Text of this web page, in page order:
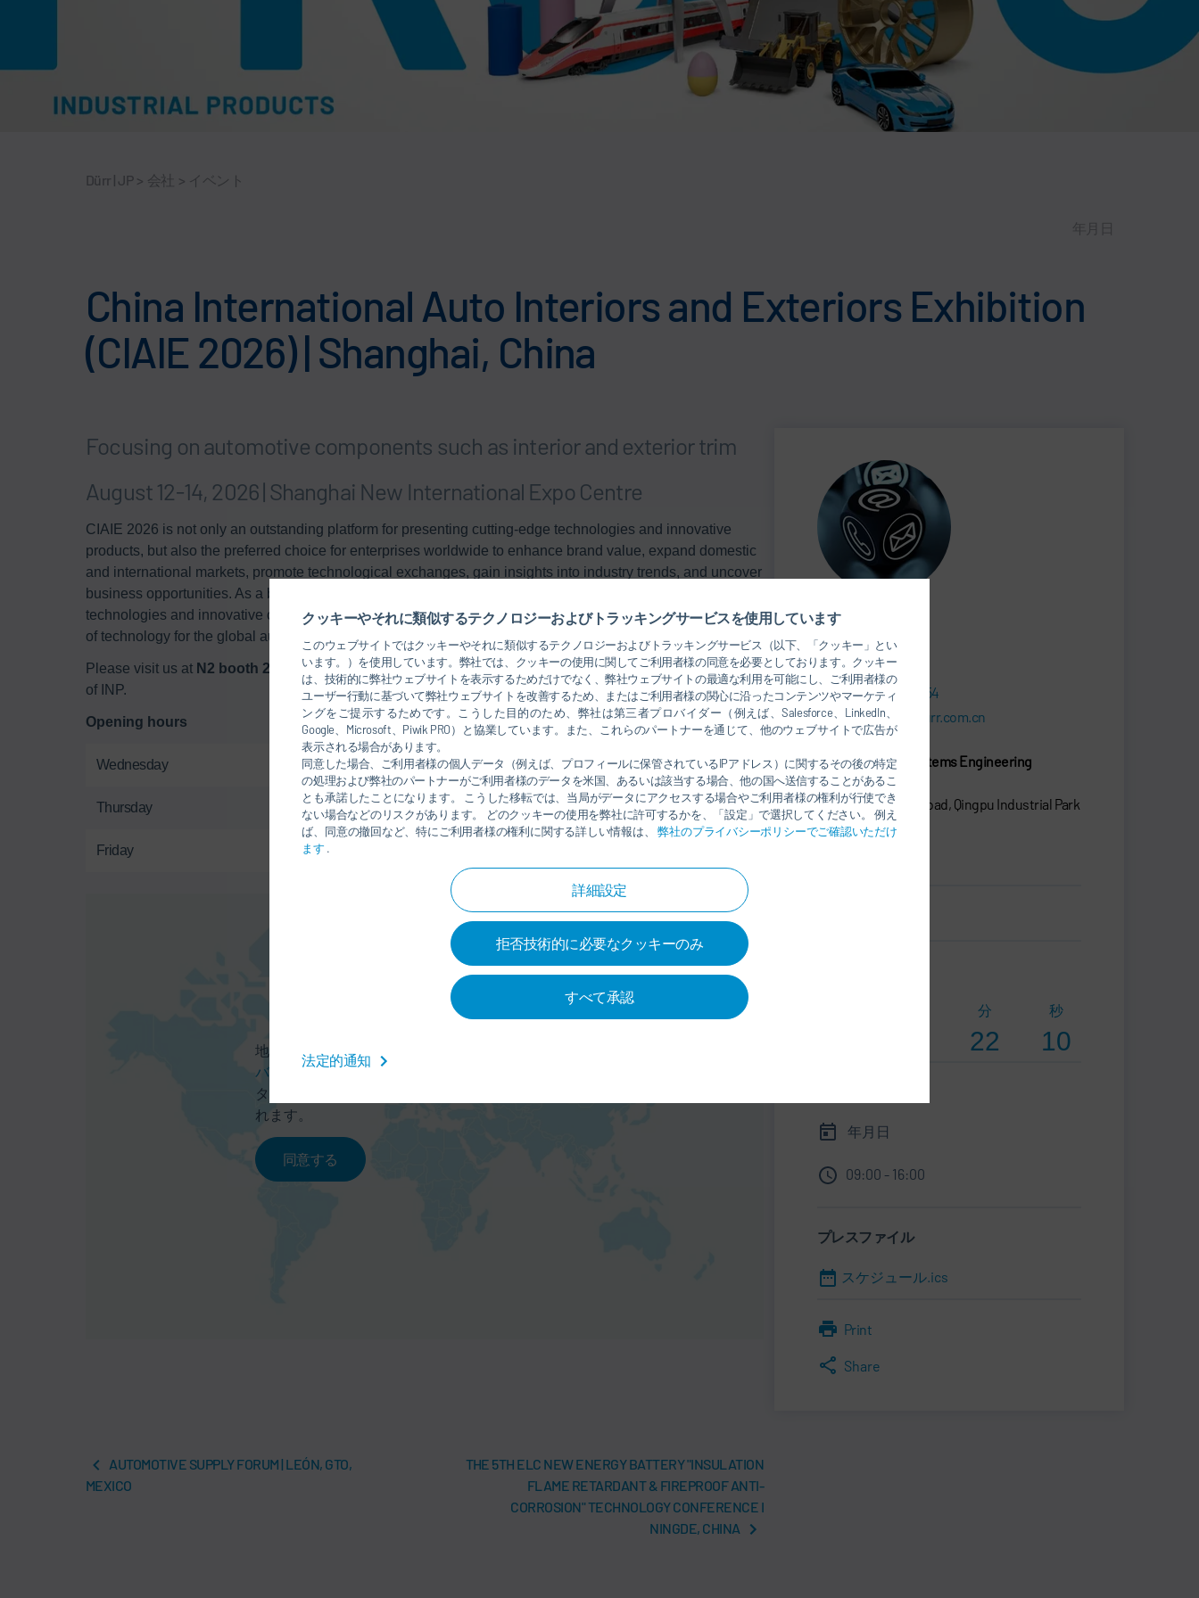
クッキーやそれに類似するテクノロジーおよびトラッキングサービスを使用しています
このウェブサイトではクッキーやそれに類似するテクノロジーおよびトラッキングサービス（以下、「クッキー」とい
います。）を使用しています。弊社では、クッキーの使用に関してご利用者様の同意を必要としております。クッキー
は、技術的に弊社ウェブサイトを表示するためだけでなく、弊社ウェブサイトの最適な利用を可能にし、ご利用者様の
ユーザー行動に基づいて弊社ウェブサイトを改善するため、またはご利用者様の関心に沿ったコンテンツやマーケティ
ングをご提示するためです。こうした目的のため、弊社は第三者プロバイダー（例えば、Salesforce、LinkedIn、
Google、Microsoft、Piwik PRO）と協業しています。また、これらのパートナーを通じて、他のウェブサイトで広告が
表示される場合があります。
同意した場合、ご利用者様の個人データ（例えば、プロフィールに保管されているIPアドレス）に関するその後の特定
の処理および弊社のパートナーがご利用者様のデータを米国、あるいは該当する場合、他の国へ送信することがあるこ
とも承諾したことになります。 こうした移転では、当局がデータにアクセスする場合やご利用者様の権利が行使でき
ない場合などのリスクがあります。 どのクッキーの使用を弊社に許可するかを、「設定」で選択してください。 例え
ば、同意の撤回など、特にご利用者様の権利に関する詳しい情報は、弊社のプライバシーポリシーでご確認いただけ
ます .
詳細設定
拒否技術的に必要なクッキーのみ
すべて承認
法定的通知
Dürr | JP > 会社 > イベント
年月日
China International Auto Interiors and Exteriors Exhibition
(CIAIE 2026) | Shanghai, China
Focusing on automotive components such as interior and exterior trim
August 12-14, 2026 | Shanghai New International Expo Centre
CIAIE 2026 is not only an outstanding platform for presenting cutting-edge technologies and innovative
products, but also the preferred choice for enterprises worldwide to enhance brand value, expand domestic
and international markets, promote technological exchanges, gain insights into industry trends, and uncover
business opportunities. As a barometer of industry development, CIAIE 2026 will gather advanced
technologies and innovative concepts, presenting a feast of future mobility aesthetics and deep integration
of technology for the global automotive industry.
Please visit us at N2 booth 2B060to learn about the latest on Dürr ’s products and technologies in the field
of INP.
Opening hours
Wednesday August 12 9:00-17:00
Thursday August 13 9:00-17:00
Friday
地図サービスを有効にします。これにより、
バシーポリシーに記載の説明に従ってお客様のデー
タ（例えばIPアドレス）が各サプライヤーに転送さ
れます。
同意する
Jiaying Yu
MARKETING
+86 21 3979-1554
Jiaying.Yu@durr.com.cn
Dürr Paintshop Systems Engineering
(Shanghai) Co., Ltd.
No.665 YingShun Road, Qingpu Industrial Park
201799 Shanghai
分
22
秒
9
年月日
09:00 - 16:00
プレスファイル
スケジュール.ics
Print
Share
AUTOMOTIVE SUPPLY FORUM | LEÓN, GTO,
MEXICO
THE 5TH ELC NEW ENERGY BATTERY "INSULATION
FLAME RETARDANT & FIREPROOF ANTI-
CORROSION" TECHNOLOGY CONFERENCE I
NINGDE, CHINA